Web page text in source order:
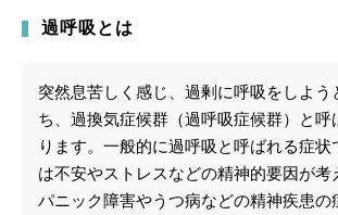
過呼吸とは
突然息苦しく感じ、過剰に呼吸をしよう
ち、過換気症候群（過呼吸症候群）と呼
ります。一般的に過呼吸と呼ばれる症状
は不安やストレスなどの精神的要因が考
パニック障害やうつ病などの精神疾患の